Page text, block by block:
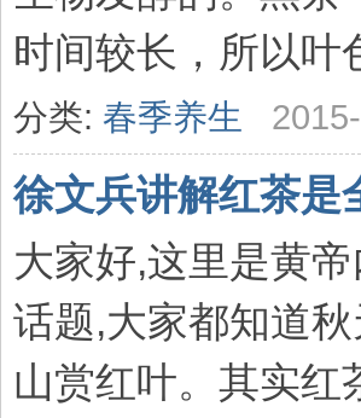
时间较长，所以叶
分类: 春季养生
徐文兵讲解红茶是
大家好,这里是黄
话题,大家都知道
山赏红叶。其实红